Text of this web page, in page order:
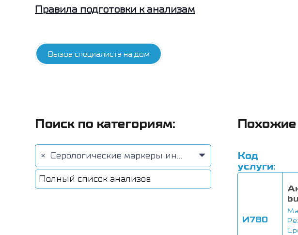
Правила подготовки к анализам
Вызов специалиста на дом
Поиск по категориям:
× Серологические маркеры инфекционных заболеваний (78)
Полный список анализов
Похожие
Код
услуги:
И780